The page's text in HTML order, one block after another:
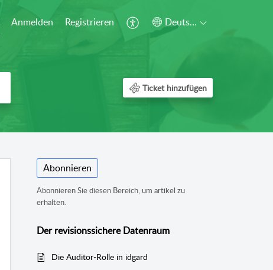
Anmelden Registrieren Deutsch
Ticket hinzufügen
Abonnieren
Abonnieren Sie diesen Bereich, um artikel zu
erhalten.
Der revisionssichere Datenraum
Die Auditor-Rolle in idgard